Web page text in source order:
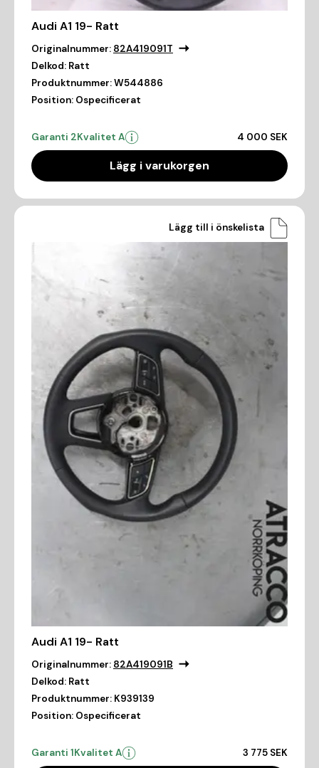
Audi A1 19- Ratt
Originalnummer: 82A419091T
Delkod: Ratt
Produktnummer:W544886
Position: Ospecificerat
Garanti 2Kvalitet A 4 000 SEK
Lägg i varukorgen
Lägg till i önskelista
Audi A1 19- Ratt
Originalnummer: 82A419091B
Delkod: Ratt
Produktnummer: K939139
Position: Ospecificerat
Garanti 1Kvalitet A 3 775 SEK